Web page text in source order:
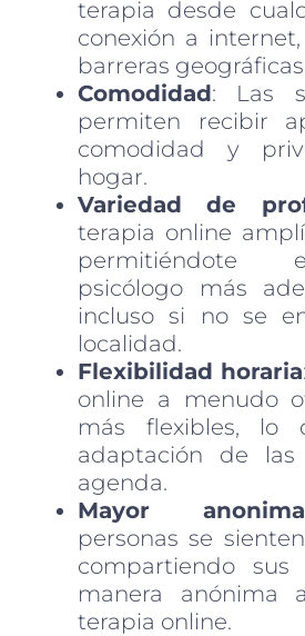
terapia desde
conexión a
barreras
Comodidad: Las
permiten recibir
comodidad y
hogar.
Variedad de
terapia online
permitiéndote
psicólogo más
incluso si no se
localidad.
Flexibilidad horaria
online a menudo
más flexibles, lo
adaptación de
agenda.
Mayor
personas se
compartiendo
manera anónima
terapia online.